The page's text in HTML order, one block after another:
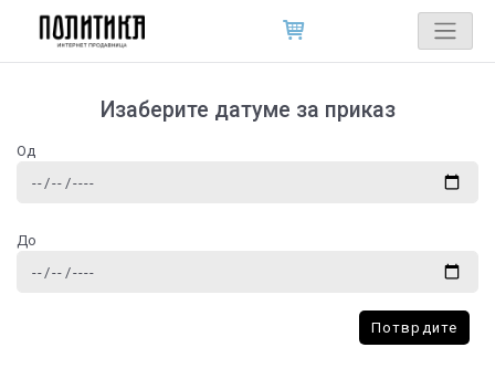
Изаберите датуме за приказ
Од
До
Потврдите